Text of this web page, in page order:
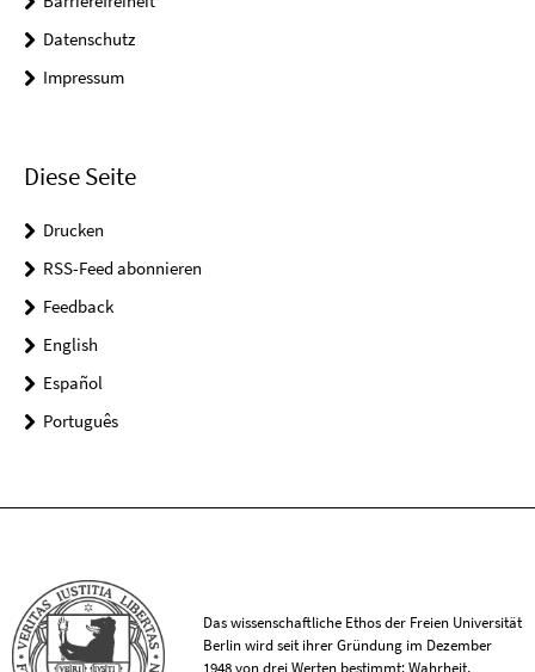
Datenschutz
Impressum
Diese Seite
Drucken
RSS-Feed abonnieren
Feedback
English
Español
Português
Das wissenschaftliche Ethos der Freien Universität
Berlin wird seit ihrer Gründung im Dezember
1948 von drei Werten bestimmt: Wahrheit,